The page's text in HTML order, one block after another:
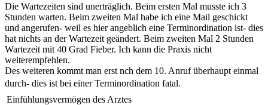
Die Wartezeiten sind unerträglich. Beim ersten Mal musste ich 3
Stunden warten. Beim zweiten Mal habe ich eine Mail geschickt
und angerufen- weil es hier angeblich eine Terminordination ist- dies
hat nichts an der Wartezeit geändert. Beim zweiten Mal 2 Stunden
Wartezeit mit 40 Grad Fieber. Ich kann die Praxis nicht
weiterempfehlen.
Des weiteren kommt man erst nch dem 10. Anruf überhaupt einmal
durch- dies ist bei einer Terminordination fatal.
Einfühlungsvermögen des Arztes